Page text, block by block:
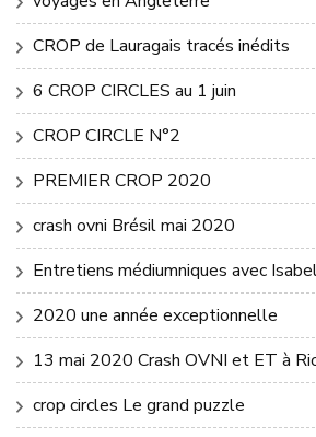
CROP de Lauragais tracés inédits
6 CROP CIRCLES au 1 juin
CROP CIRCLE N°2
PREMIER CROP 2020
crash ovni Brésil mai 2020
Entretiens médiumniques avec
2020 une année exceptionnelle
13 mai 2020 Crash OVNI et ET à
crop circles Le grand puzzle